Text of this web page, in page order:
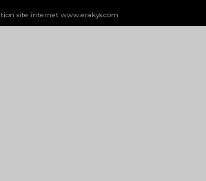
site internet www.erakys.com